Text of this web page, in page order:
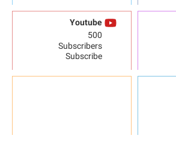
Youtube
500
Subscribers
Subscribe